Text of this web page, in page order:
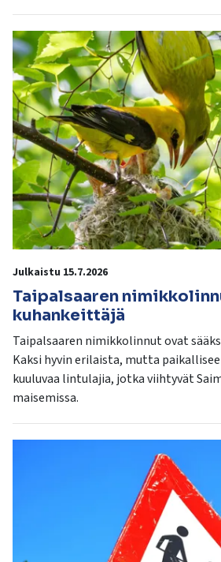
Julkaistu 15.7.2026
Taipalsaaren
kuhankeittäjä
Taipalsaaren nimikkolinnut ovat
Kaksi hyvin erilaista, mutta
kuuluvaa lintulajia, jotka viihtyvät
maisemissa.